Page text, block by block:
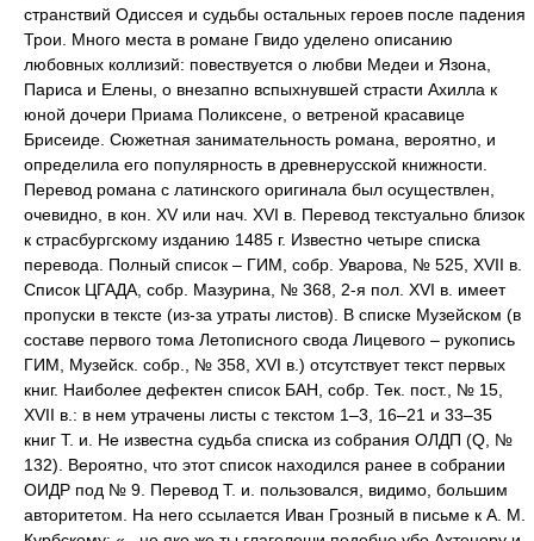
странствий Одиссея и судьбы остальных героев после падения
Трои. Много места в романе Гвидо уделено описанию
любовных коллизий: повествуется о любви Медеи и Язона,
Париса и Елены, о внезапно вспыхнувшей страсти Ахилла к
юной дочери Приама Поликсене, о ветреной красавице
Брисеиде. Сюжетная занимательность романа, вероятно, и
определила его популярность в древнерусской книжности.
Перевод романа с латинского оригинала был осуществлен,
очевидно, в кон. XV или нач. XVI в. Перевод текстуально близок
к страсбургскому изданию 1485 г. Известно четыре списка
перевода. Полный список – ГИМ, собр. Уварова, № 525, XVII в.
Список ЦГАДА, собр. Мазурина, № 368, 2-я пол. XVI в. имеет
пропуски в тексте (из-за утраты листов). В списке Музейском (в
составе первого тома Летописного свода Лицевого – рукопись
ГИМ, Музейск. собр., № 358, XVI в.) отсутствует текст первых
книг. Наиболее дефектен список БАН, собр. Тек. пост., № 15,
XVII в.: в нем утрачены листы с текстом 1–3, 16–21 и 33–35
книг Т. и. Не известна судьба списка из собрания ОЛДП (Q, №
132). Вероятно, что этот список находился ранее в собрании
ОИДР под № 9. Перевод Т. и. пользовался, видимо, большим
авторитетом. На него ссылается Иван Грозный в письме к А. М.